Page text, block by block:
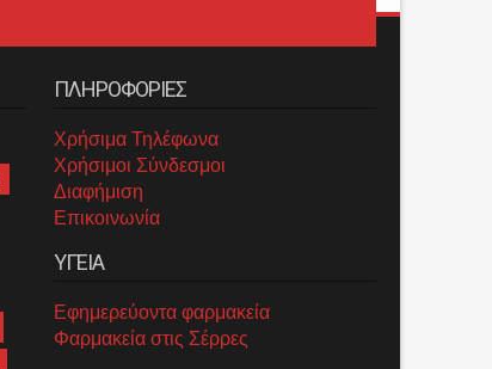
ΠΛΗΡΟΦΟΡΙΕΣ
Χρήσιμα Τηλέφωνα
Χρήσιμοι Σύνδεσμοι
Διαφήμιση
Επικοινωνία
ΥΓΕΙΑ
Εφημερεύοντα φαρμακεία
Φαρμακεία στις Σέρρες